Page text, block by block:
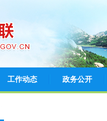
工作动态 政务公开